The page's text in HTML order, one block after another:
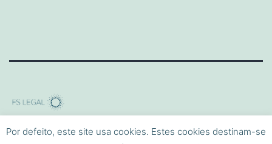
Criado comWordPress.
Por defeito, este site usa cookies. Estes cookies destinam-se